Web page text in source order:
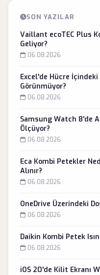
SON YAZILAR
Vaillant ecoTEC Plus
Geliyor?
06.08.2026
Excel'de Hücre
Görünmüyor?
06.08.2026
Samsung Watch 8'de
Ölçüyor?
06.08.2026
Eca Kombi Petekler
Alınır?
06.08.2026
OneDrive Üzerindeki
06.08.2026
Daikin Kombi Petek
06.08.2026
iOS 20'de Kilit Ekranı